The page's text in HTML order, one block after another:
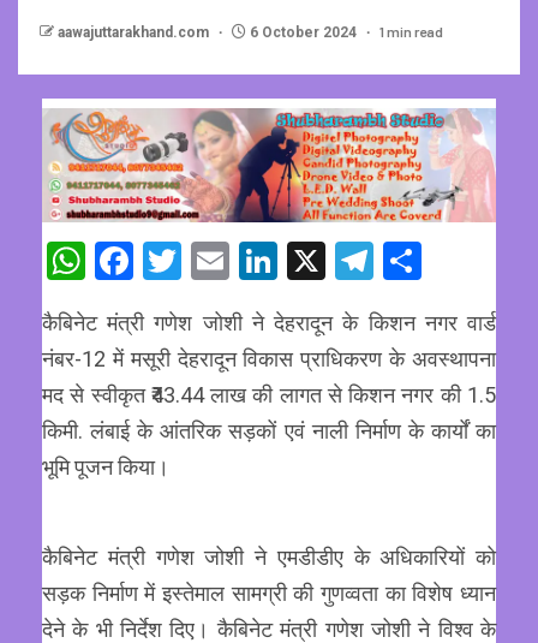
aawajuttarakhand.com 6 October 2024 1 min read
WhatsApp
Facebook
Twitter
EmailLinkedIn
X Telegram
कैबिनेट मंत्री गणेश जोशी ने देहरादून के किशन नगर वार्ड
नंबर-12 में मसूरी देहरादून विकास प्राधिकरण के अवस्थापना
मद से स्वीकृत ₹43.44 लाख की लागत से किशन नगर की 1.5
किमी. लंबाई के आंतरिक सड़कों एवं नाली निर्माण के कार्यों का
भूमि पूजन किया।
कैबिनेट मंत्री गणेश जोशी ने एमडीडीए के अधिकारियों को
सड़क निर्माण में इस्तेमाल सामग्री की गुणव्वता का विशेष ध्यान
देने के भी निर्देश दिए। कैबिनेट मंत्री गणेश जोशी ने विश्व के